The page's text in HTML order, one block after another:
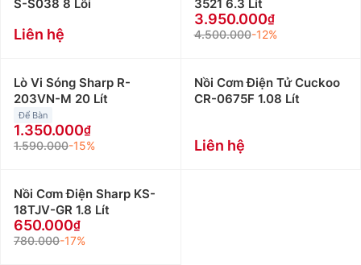
S-S038 8 Lõi
Liên hệ
3521 6.3 Lít
3.950.000
4.500.000-12%
Lò Vi Sóng Sharp R-
203VN-M 20 Lít
Để Bàn
1.350.000
1.590.000-15%
Nồi Cơm Điện Tử Cuckoo
CR-0675F 1.08 Lít
Liên hệ
Nồi Cơm Điện Sharp KS-
18TJV-GR 1.8 Lít
650.000
780.000-17%